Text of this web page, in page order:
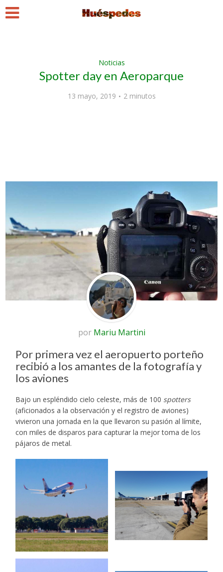
Noticias
Spotter day en Aeroparque
13 mayo, 2019 2 minutos
por Mariu Martini
Por primera vez el aeropuerto porteño
recibió a los amantes de la fotografía y
los aviones
Bajo un espléndido cielo celeste, más de 100 spotters
(aficionados a la observación y el registro de aviones)
vivieron una jornada en la que llevaron su pasión al límite,
con miles de disparos para capturar la mejor toma de los
pájaros de metal.